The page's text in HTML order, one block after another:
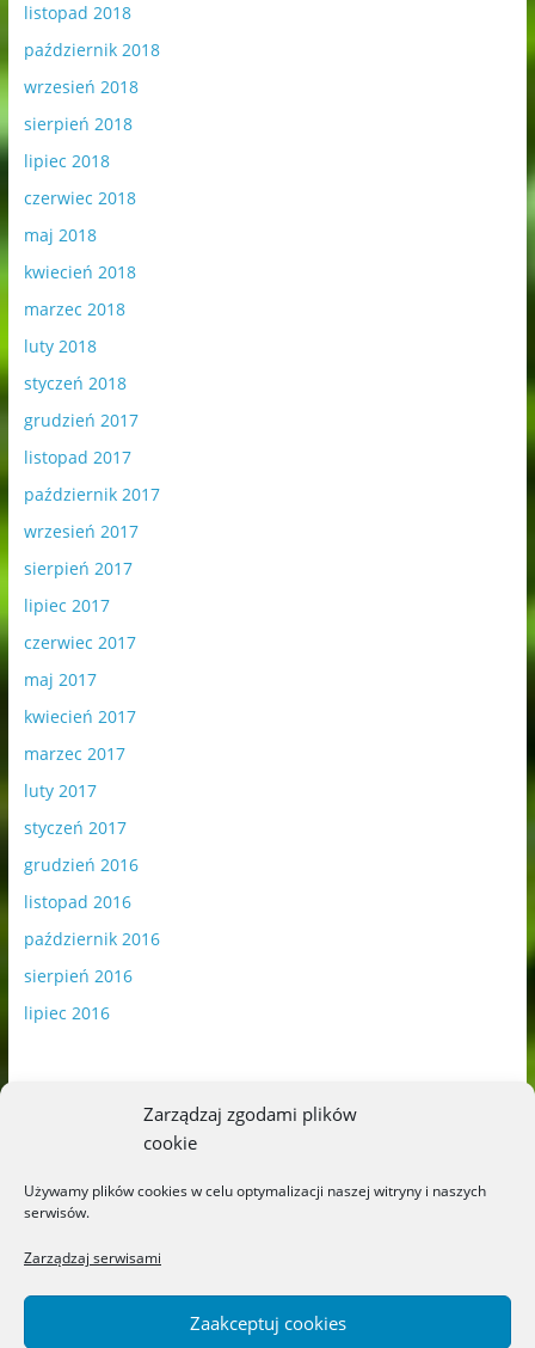
Zarządzaj zgodami plików
cookie
Używamy plików cookies w celu optymalizacji naszej witryny i naszych
serwisów.
Zarządzaj serwisami
Zaakceptuj cookies
listopad 2018
październik 2018
wrzesień 2018
sierpień 2018
lipiec 2018
czerwiec 2018
maj 2018
kwiecień 2018
marzec 2018
luty 2018
styczeń 2018
grudzień 2017
listopad 2017
październik 2017
wrzesień 2017
sierpień 2017
lipiec 2017
czerwiec 2017
maj 2017
kwiecień 2017
marzec 2017
luty 2017
styczeń 2017
grudzień 2016
listopad 2016
październik 2016
sierpień 2016
lipiec 2016